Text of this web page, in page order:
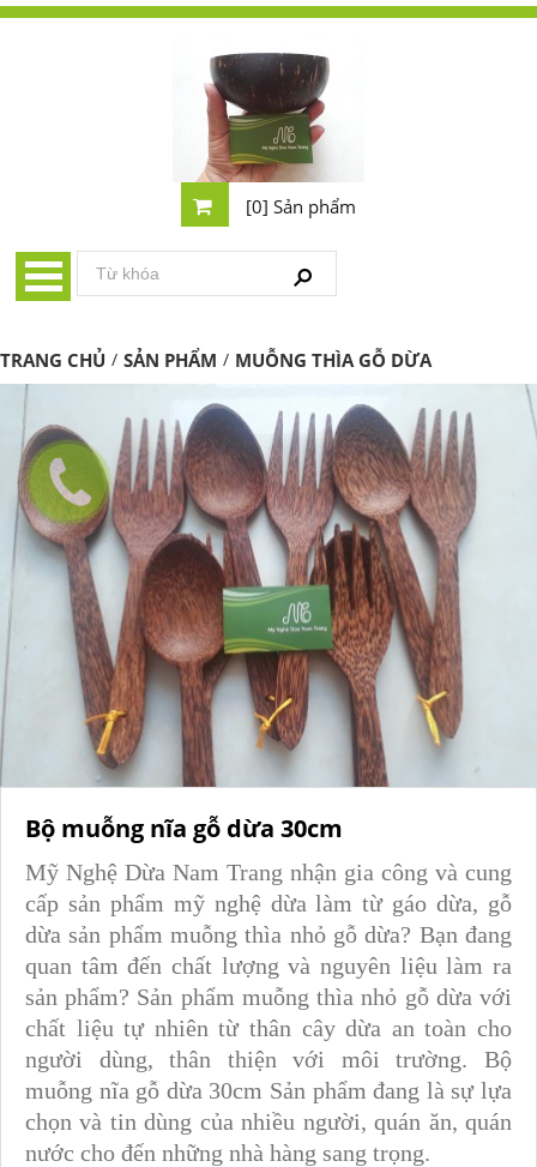
[0] Sản phẩm
TRANG CHỦ / SẢN PHẨM / MUỖNG THÌA GỖ DỪA
Bộ muỗng nĩa gỗ dừa 30cm
Mỹ Nghệ Dừa Nam Trang nhận gia công và cung
cấp sản phẩm mỹ nghệ dừa làm từ gáo dừa, gỗ
dừa sản phẩm muỗng thìa nhỏ gỗ dừa? Bạn đang
quan tâm đến chất lượng và nguyên liệu làm ra
sản phẩm? Sản phẩm muỗng thìa nhỏ gỗ dừa với
chất liệu tự nhiên từ thân cây dừa an toàn cho
người dùng, thân thiện với môi trường. Bộ
muỗng nĩa gỗ dừa 30cm Sản phẩm đang là sự lựa
chọn và tin dùng của nhiều người, quán ăn, quán
nước cho đến những nhà hàng sang trọng.